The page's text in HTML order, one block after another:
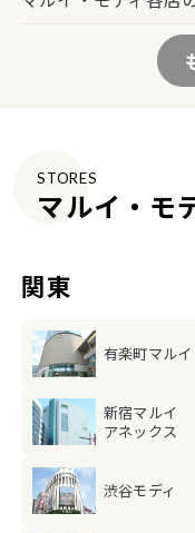
STORES
マルイ・モ
関東
有楽町マルイ
新宿マルイ
アネックス
渋谷モディ